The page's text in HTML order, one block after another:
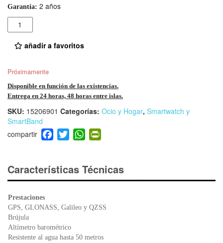
Garantía: 2 años
Cantidad
añadir a favoritos
Próximamente
Disponible en función de las existencias.
Entrega en 24 horas, 48 horas entre islas.
SKU: 15206901 Categorías: Ocio y Hogar, Smartwatch y
SmartBand
F
a
e
b
o
k
T
wi
er
W
h
s
A
p
ri
e
dl
Características Técnicas
Prestaciones
GPS, GLONASS, Galileo y QZSS
Brújula
Altímetro barométrico
Resistente al agua hasta 50 metros